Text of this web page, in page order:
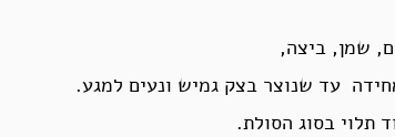
שמן, ביצה,
עד שנוצר בצק גמיש ונעים למגע.
תלוי בסוג הסולת.